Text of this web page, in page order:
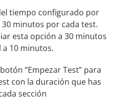
tiempo configurado por
30 minutos por cada test.
esta opción a 30 minutos
10 minutos.
“Empezar Test” para
con la duración que has
sección